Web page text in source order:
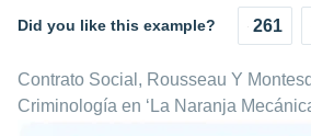
Did you like this example? 261
Contrato Social, Rousseau Y
Criminología en ‘La Naranja